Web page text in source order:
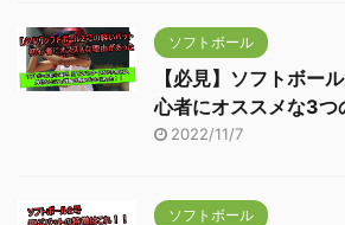
ソフトボール
【必見】ソフトボー
心者にオススメな3つ
2022/11/7
ソフトボール